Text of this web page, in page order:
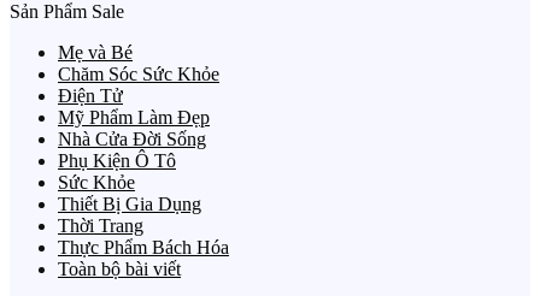
Sản Phẩm Sale
Mẹ và Bé
Chăm Sóc Sức Khỏe
Điện Tử
Mỹ Phẩm Làm Đẹp
Nhà Cửa Đời Sống
Phụ Kiện Ô Tô
Sức Khỏe
Thiết Bị Gia Dụng
Thời Trang
Thực Phẩm Bách Hóa
Toàn bộ bài viết